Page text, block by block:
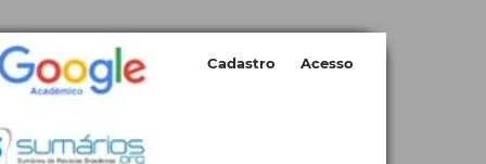
Cadastro Acesso